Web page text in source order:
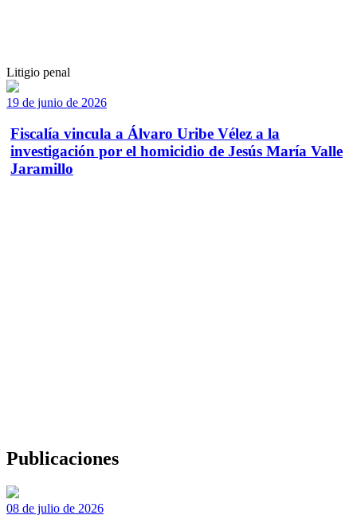
Litigio penal
19 de junio de 2026
Fiscalía vincula a Álvaro Uribe Vélez a la
investigación por el homicidio de Jesús María Valle
Jaramillo
Publicaciones
08 de julio de 2026